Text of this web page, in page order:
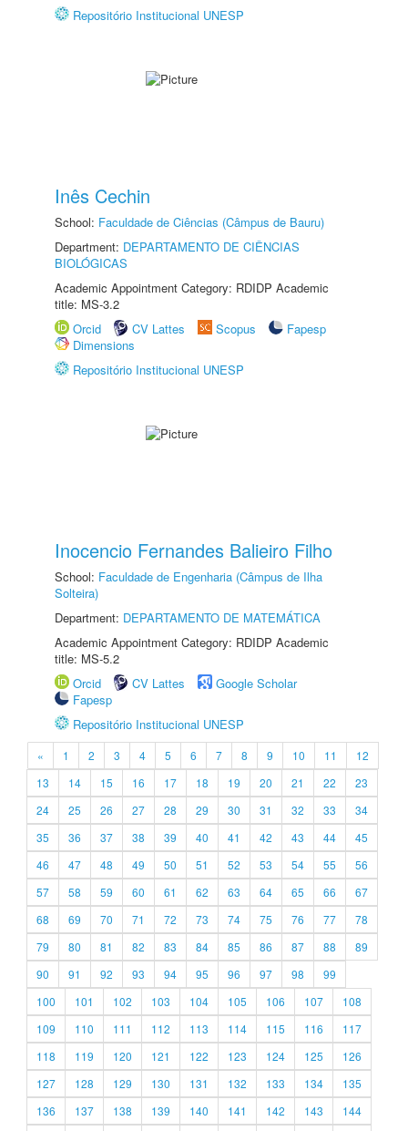
Repositório Institucional UNESP
Inês Cechin
School: Faculdade de Ciências (Câmpus de Bauru)
Department: DEPARTAMENTO DE CIÊNCIAS
BIOLÓGICAS
Academic Appointment Category: RDIDP Academic
title: MS-3.2
Orcid
CV Lattes Scopus
Fapesp
Dimensions
Repositório Institucional UNESP
Inocencio Fernandes Balieiro Filho
School: Faculdade de Engenharia (Câmpus de Ilha
Solteira)
Department: DEPARTAMENTO DE MATEMÁTICA
Academic Appointment Category: RDIDP Academic
title: MS-5.2
Orcid
CV Lattes
Google Scholar
Fapesp
Repositório Institucional UNESP
« 1 2 3 4 5 6 7 8 9 10 11
12
13
14 15 16 17 18 19 20 21 22
23
24
25 26 27 28 29 30 31 32 33
34
35
36 37 38 39 40 41 42 43 44
45
46
47 48 49 50 51 52 53 54 55
56
57
58 59 60 61 62 63 64 65 66
67
68
69 70 71 72 73 74 75 76 77
78
79
80 81 82 83 84 85 86 87 88
89
90
91 92 93 94 95 96 97 98
99
100
101 102 103 104 105 106 107
108
109
110 111 112 113 114 115 116
117
118
119 120 121 122 123 124 125
126
127
128 129 130 131 132 133 134
135
136
137 138 139 140 141 142 143
144